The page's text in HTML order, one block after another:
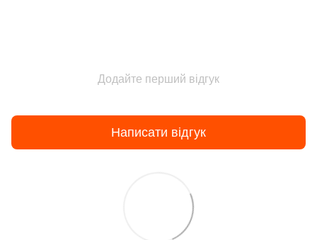
Додайте перший відгук
Написати відгук